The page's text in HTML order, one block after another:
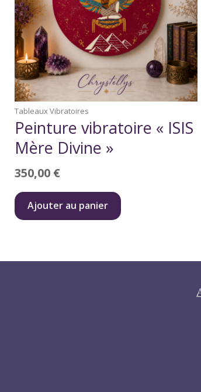
Tableaux Vibratoires
Peinture vibratoire « ISIS
Mère Divine »
350,00 €
Ajouter au panier